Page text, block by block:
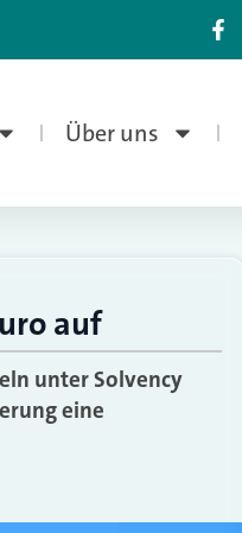
Über uns
auf
unter Solvency
eine